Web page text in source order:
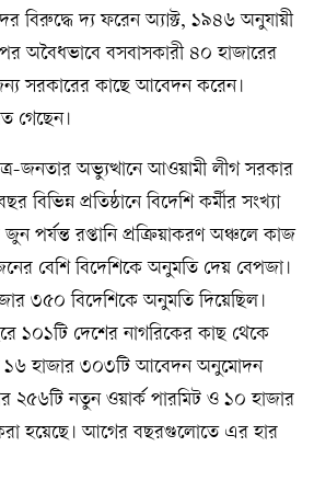
বিরুদ্ধে দ্য ফরেন অ্যাক্ট, ১৯৪৬ অনুযায়ী
অবৈধভাবে বসবাসকারী ৪০ হাজারের
সরকারের কাছে আবেদন করেন।
গেছেন।
জনতার অভ্যুত্থানে আওয়ামী লীগ সরকার
বিভিন্ন প্রতিষ্ঠানে বিদেশি কর্মীর সংখ্যা
পর্যন্ত রপ্তানি প্রক্রিয়াকরণ অঞ্চলে কাজ
বেশি বিদেশিকে অনুমতি দেয় বেপজা।
৩৫০ বিদেশিকে অনুমতি দিয়েছিল।
১০১টি দেশের নাগরিকের কাছ থেকে
১৬ হাজার ৩০৩টি আবেদন অনুমোদন
২৫৬টি নতুন ওয়ার্ক পারমিট ও ১০ হাজার
হয়েছে। আগের বছরগুলোতে এর হার